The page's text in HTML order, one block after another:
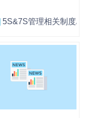
5S&7S管理相关制度/